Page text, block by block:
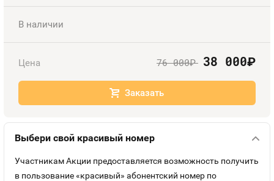
Тарифы
ЙОТА
Продать номер
Контакты
В наличии
Цена 76 000руб. 38 000руб.
Заказать
Выбери свой красивый номер
Участникам Акции предоставляется возможность получить
в пользование «красивый» абонентский номер по